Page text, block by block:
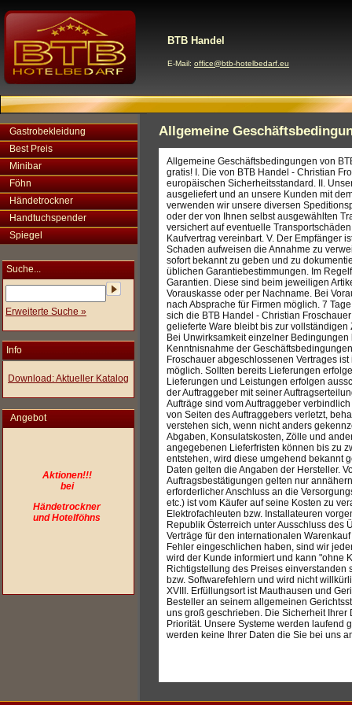
BTB Handel
E-Mail: office@btb-hotelbedarf.eu
Gastrobekleidung
Best Preis
Minibar
Föhn
Händetrockner
Handtuchspender
Spiegel
Suche...
Erweiterte Suche »
Info
Download: Aktueller Katalog
Angebot
Aktionen!!!
bei
Händetrockner
und Hotelföhns
Allgemeine
Allgemeine Geschäftsbedingungen von
gratis! I. Die von BTB Handel - Christian
europäischen Sicherheitsstandard. II.
ausgeliefert und an unsere Kunden mit
verwenden wir unsere diversen
oder der von Ihnen selbst ausgewählten
versichert auf eventuelle
Kaufvertrag vereinbart. V. Der Empfänger
Schaden aufweisen die Annahme zu
sofort bekannt zu geben und zu
üblichen Garantiebestimmungen. Im
Garantien. Diese sind beim jeweiligen
Vorauskasse oder per Nachname. Bei
nach Absprache für Firmen möglich. 7
sich die BTB Handel - Christian
gelieferte Ware bleibt bis zur
Bei Unwirksamkeit einzelner
Kenntnisnahme der
Froschauer abgeschlossenen Vertrages
möglich. Sollten bereits Lieferungen
Lieferungen und Leistungen erfolgen
der Auftraggeber mit seiner
Aufträge sind vom Auftraggeber
von Seiten des Auftraggebers verletzt,
verstehen sich, wenn nicht anders
Abgaben, Konsulatskosten, Zölle und
angegebenen Lieferfristen können bis zu
entstehen, wird diese umgehend bekannt
Daten gelten die Angaben der Hersteller.
Auftragsbestätigungen gelten nur
erforderlicher Anschluss an die
etc.) ist vom Käufer auf seine Kosten zu
Elektrofachleuten bzw. Installateuren
Republik Österreich unter Ausschluss des
Verträge für den internationalen
Fehler eingeschlichen haben, sind wir
wird der Kunde informiert und kann "ohne
Richtigstellung des Preises
bzw. Softwarefehlern und wird nicht
XVIII. Erfüllungsort ist Mauthausen und
Besteller an seinem allgemeinen
uns groß geschrieben. Die Sicherheit
Priorität. Unsere Systeme werden laufend
werden keine Ihrer Daten die Sie bei uns